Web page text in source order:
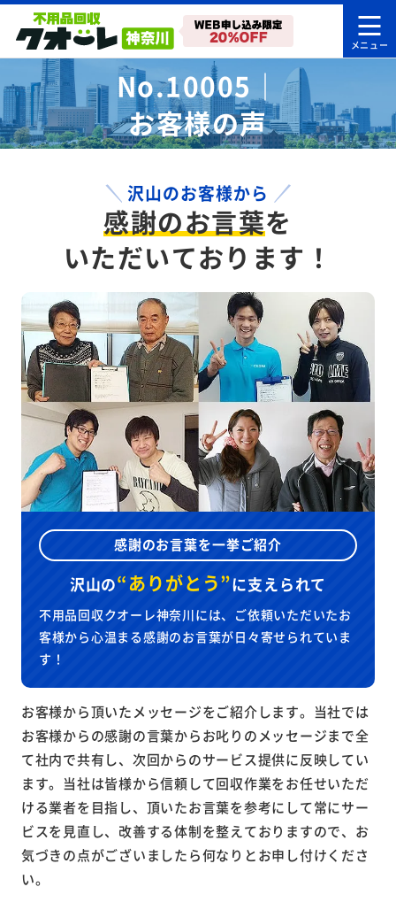
No.10005｜
お客様の声
沢山のお客様から
感謝のお言葉を
いただいております！
感謝のお言葉を一挙ご紹介
沢山の“ありがとう”に支えられて
不用品回収クオーレ神奈川には、ご依頼いただいたお
客様から心温まる感謝のお言葉が日々寄せられていま
す！
お客様から頂いたメッセージをご紹介します。当社では
お客様からの感謝の言葉からお叱りのメッセージまで全
て社内で共有し、次回からのサービス提供に反映してい
ます。当社は皆様から信頼して回収作業をお任せいただ
ける業者を目指し、頂いたお言葉を参考にして常にサー
ビスを見直し、改善する体制を整えておりますので、お
気づきの点がございましたら何なりとお申し付けくださ
い。